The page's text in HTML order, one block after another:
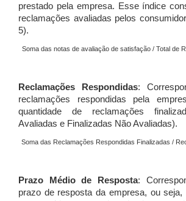
prestado pela empresa. Esse índice
reclamações avaliadas pelos
5).
Soma das notas de avaliação de satisfação / Total de
Reclamações Respondidas:
reclamações respondidas pela
quantidade de reclamações
Avaliadas e Finalizadas Não Avaliadas).
Soma das Reclamações Respondidas Finalizadas /
Prazo Médio de Resposta:
prazo de resposta da empresa, ou